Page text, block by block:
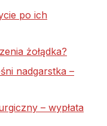
po ich
żołądka?
nadgarstka –
– wypłata